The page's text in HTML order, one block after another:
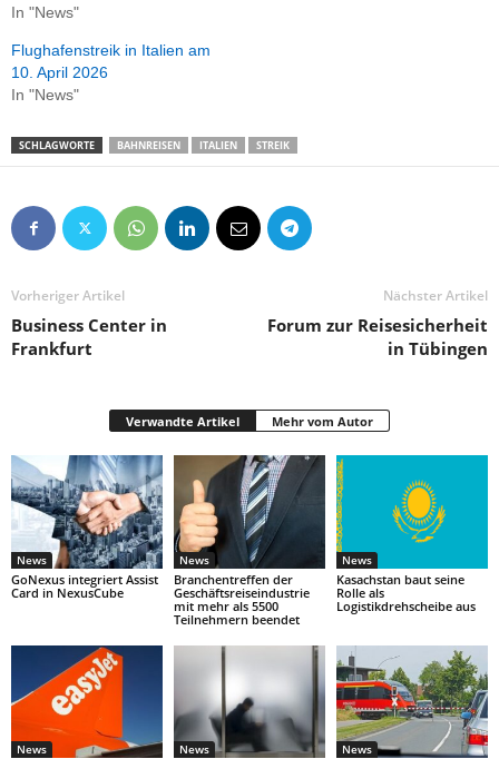
In "News"
Flughafenstreik in Italien am
10. April 2026
In "News"
SCHLAGWORTE BAHNREISEN ITALIEN STREIK
Vorheriger Artikel
Business Center in
Frankfurt
Nächster Artikel
Forum zur Reisesicherheit
in Tübingen
Verwandte Artikel Mehr vom Autor
News
GoNexus integriert Assist
Card in NexusCube
News
Branchentreffen der
Geschäftsreiseindustrie
mit mehr als 5500
Teilnehmern beendet
News
Kasachstan baut seine
Rolle als
Logistikdrehscheibe aus
News News News